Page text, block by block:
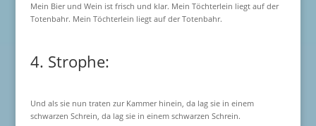
Mein Bier und Wein ist frisch und klar. Mein Töchterlein liegt auf der
Totenbahr. Mein Töchterlein liegt auf der Totenbahr.
4. Strophe:
Und als sie nun traten zur Kammer hinein, da lag sie in einem
schwarzen Schrein, da lag sie in einem schwarzen Schrein.